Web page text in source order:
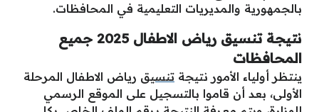
بالجمهورية والمديريات التعليمية في المحافظات.
نتيجة تنسيق رياض الاطفال 2025 جميع
المحافظات
ينتظر أولياء الأمور نتيجة تنسيق رياض الاطفال المرحلة
الأولى، بعد أن قاموا بالتسجيل على الموقع الرسمي